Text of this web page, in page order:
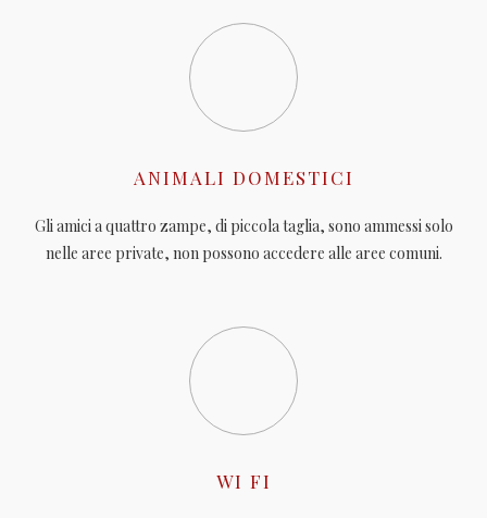
ANIMALI DOMESTICI
Gli amici a quattro zampe, di piccola taglia, sono ammessi solo
nelle aree private, non possono accedere alle aree comuni.
WI FI